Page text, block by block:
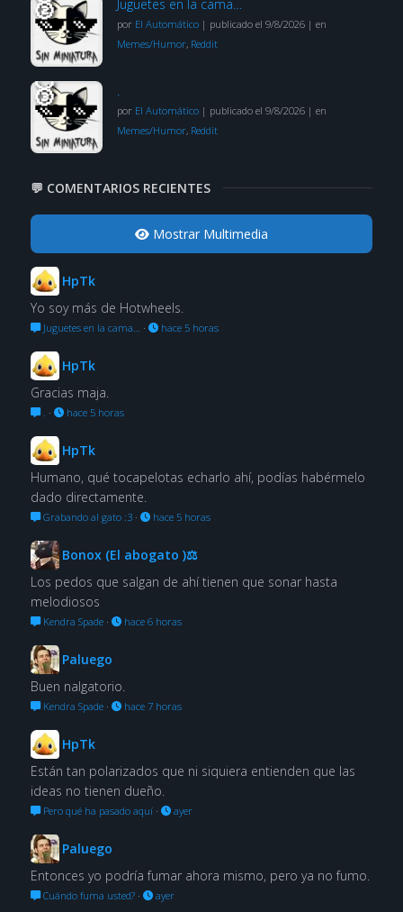
Juguetes en la cama…
por El Automático| publicado el 9/8/2026| en
Memes/Humor, Reddit
por El Automático| publicado el 9/8/2026| en
Memes/Humor, Reddit
💬 COMENTARIOS RECIENTES
Mostrar Multimedia
HpTk
Yo soy más de Hotwheels.
Juguetes en la cama… · hace 5 horas
HpTk
Gracias maja.
. · hace 5 horas
HpTk
Humano, qué tocapelotas echarlo ahí, podías habérmelo
dado directamente.
Grabando al gato :3· hace 5 horas
Bonox (El abogato )⚖
Los pedos que salgan de ahí tienen que sonar hasta
melodiosos
Kendra Spade· hace 6 horas
Paluego
Buen nalgatorio.
Kendra Spade· hace 7 horas
HpTk
Están tan polarizados que ni siquiera entienden que las
ideas no tienen dueño.
Pero qué ha pasado aquí· ayer
Paluego
Entonces yo podría fumar ahora mismo, pero ya no fumo.
Cuándo fuma usted?· ayer